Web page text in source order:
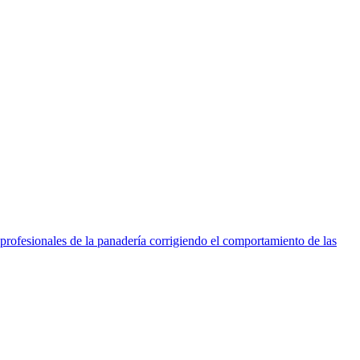
de la panadería corrigiendo el comportamiento de las